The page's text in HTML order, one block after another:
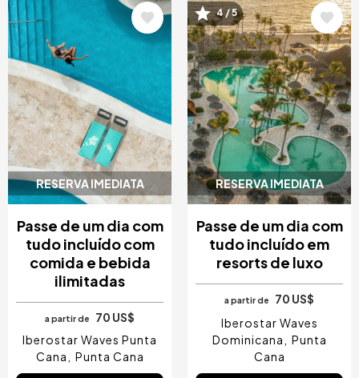
RESERVA IMEDIATA
Imagem
Passe de um dia com
tudo incluído com
comida e bebida
ilimitadas
a partir de
70 US$
Iberostar Waves Punta
Cana
Punta Cana
RESERVA IMEDIATA
Imagem
4 / 5
Passe de um dia com
tudo incluído em
resorts de luxo
a partir de
70 US$
Iberostar Waves
Dominicana
Punta
Cana